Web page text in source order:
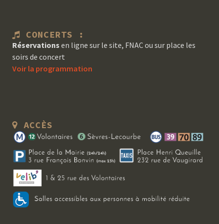
CONCERTS :
Réservations en ligne sur le site, FNAC ou sur place les
soirs de concert
Voir la programmation
ACCÈS